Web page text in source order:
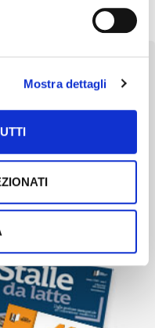
Mostra dettagli
qualità. Tagliato sulle tue